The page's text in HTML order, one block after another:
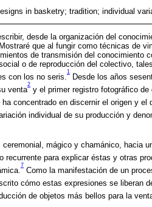
in basketry; tradition; individual
desde la organización del
que al fungir como técnicas de
de transmisión del conocimiento
o de reproducción del colectivo,
con los no seris.
1
Desde los años
venta
2
y el primer registro fotográfico
concentrado en discernir el origen y
individual de su producción y
mágico y chamánico, hacia
recurrente para explicar éstas y otras
7
Como la manifestación de un
cómo estas expresiones se liberan
de objetos más bellos para la